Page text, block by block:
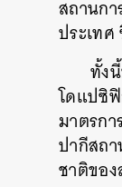
สถานก
ประเท
ทั้ง
โดแปซิ
มาตรก
ปากีสถ
ชาติขอ